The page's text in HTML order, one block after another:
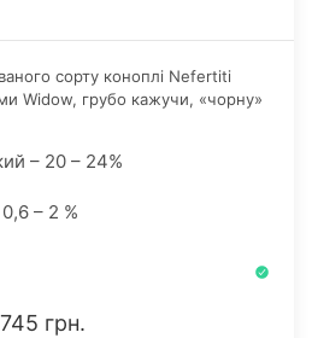
сорту коноплі Nefertiti
Widow, грубо кажучи, «чорну»
– 20 – 24%
– 2 %
745 грн.